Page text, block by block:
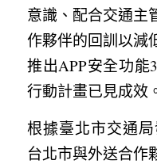
意識、配合交通主
作夥伴的回訓以減
推出APP安全功能
行動計畫已見成效
根據臺北市交通
台北市與外送合作